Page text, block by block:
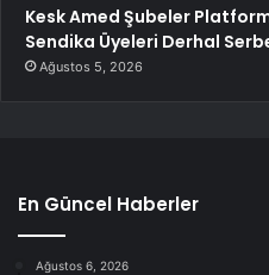
Kesk Amed Şubeler
Sendika Üyeleri Derhal
Ağustos 5, 2026
En Güncel Haberler
Ağustos 6, 2026